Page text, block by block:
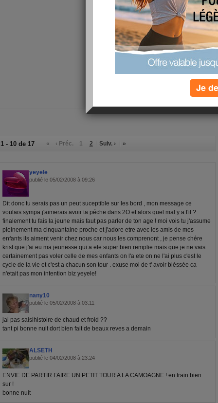
(17) commentaires
1 - 10 de 17 « ‹ Préc. 1 2 Suiv. › »
yeyele
publié le 05/02/2008 à 09:26
Dit donc tu serais pas un peut suceptible sur les bord , mon message ce
voulais sympa j'aimerais avoir ta péche dans 2O et alors quel mal y a t'il ?
finalement tu fais la jeune mais faut pas parler de ton age ! moi vois tu j'assume
pleinement ma cinquantaine proche et j'adore etre avec les amis de mes
enfants ils aiment venir chez nous car nous les comprenont , je pense chére
krist que j'ai eu ma jeunesse qui a ete super bien remplie mais que je ne vais
certainement pas voler celle de mes enfants on l'a ete on ne l'ai plus c'est le
cycle de la vie et c'est a chacun son tour . exuse moi de t' avoir bléssée ca
n'etait pas mon intention biz yeyele!
nany10
publié le 05/02/2008 à 03:11
jai pas saisihistoire de chaud et froid ??
tant pi bonne nuit dort bien fait de beaux reves a demain
ALSETH
publié le 04/02/2008 à 23:24
ENVIE DE PARTIR FAIRE UN PETIT TOUR A LA CAMOAGNE ! en train bien
sur !
bonne nuit
Je